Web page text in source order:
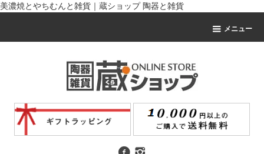
美濃焼とやちむんと雑貨｜蔵ショップ 陶器と雑貨
メニュー